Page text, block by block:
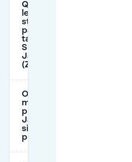
Quelles sont
les heures de
stationnement
payant et le
tarif près de
Sint
Janskerkhof
(Zone A1) ?
Où puis-je
me garer
près de Sint
Janskerkhof
si la rue est
pleine ?